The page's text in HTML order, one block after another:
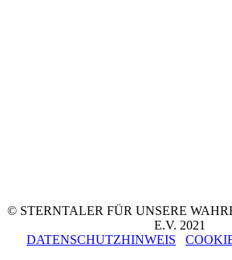
© STERNTALER FÜR UNSERE
E.V. 2021
DATENSCHUTZHINWEIS